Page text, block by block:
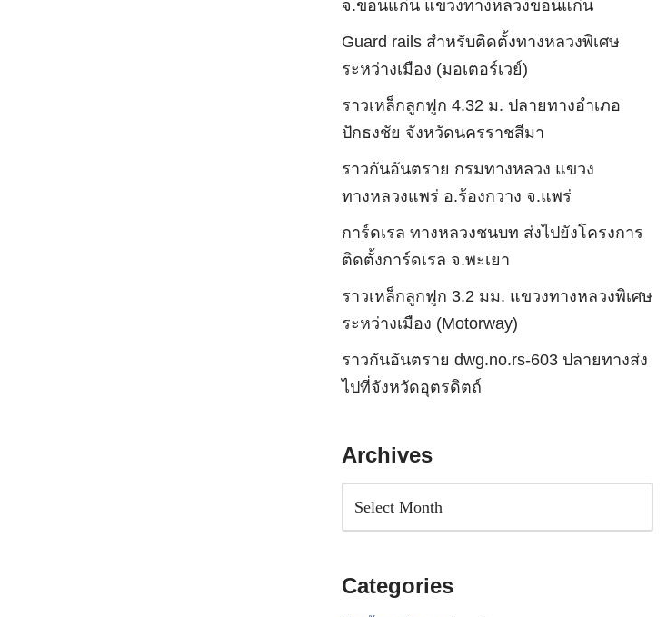
จ.ขอนแก่น แขวงทางหลวงขอนแก่น
Guard rails สำหรับติดตั้งทางหลวงพิเศษ
ระหว่างเมือง (มอเตอร์เวย์)
ราวเหล็กลูกฟูก 4.32 ม. ปลายทางอำเภอ
ปักธงชัย จังหวัดนครราชสีมา
ราวกันอันตราย กรมทางหลวง แขวง
ทางหลวงแพร่ อ.ร้องกวาง จ.แพร่
การ์ดเรล ทางหลวงชนบท ส่งไปยังโครงการ
ติดตั้งการ์ดเรล จ.พะเยา
ราวเหล็กลูกฟูก 3.2 มม. แขวงทางหลวงพิเศษ
ระหว่างเมือง (Motorway)
ราวกันอันตราย dwg.no.rs-603 ปลายทางส่ง
ไปที่จังหวัดอุตรดิตถ์
Archives
Categories